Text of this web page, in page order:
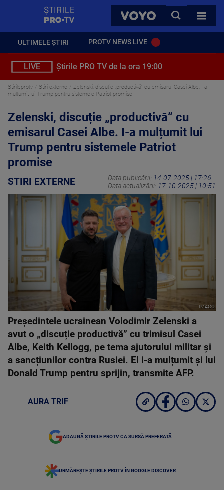
VOYO
CAUTA
TOATE
ULTIMELE ȘTIRI PROTV NEWS LIVE
LIVE Știrile PRO TV de la ora 19:00
Stirileprotv Stiri externe
Zelenski, discuție „productivă” cu emisarul Casei Albe. I-a
mulțumit lui Trump pentru sistemele Patriot promise
Zelenski, discuție „productivă” cu
emisarul Casei Albe. I-a mulțumit lui
Trump pentru sistemele Patriot
promise
STIRI EXTERNE Data publicării: 14-07-2025 | 17:26
Data actualizării: 17-10-2025 | 10:51
IMAGO
Președintele ucrainean Volodimir Zelenski a
avut o „discuție productivă” cu trimisul Casei
Albe, Keith Kellogg, pe tema ajutorului militar și
a sancțiunilor contra Rusiei. El i-a mulțumit și lui
Donald Trump pentru sprijin, transmite AFP.
AURA TRIF
ADAUGĂ ȘTIRILE PROTV CA SURSĂ PREFERATĂ
URMĂREȘTE ȘTIRILE PROTV ÎN GOOGLE DISCOVER